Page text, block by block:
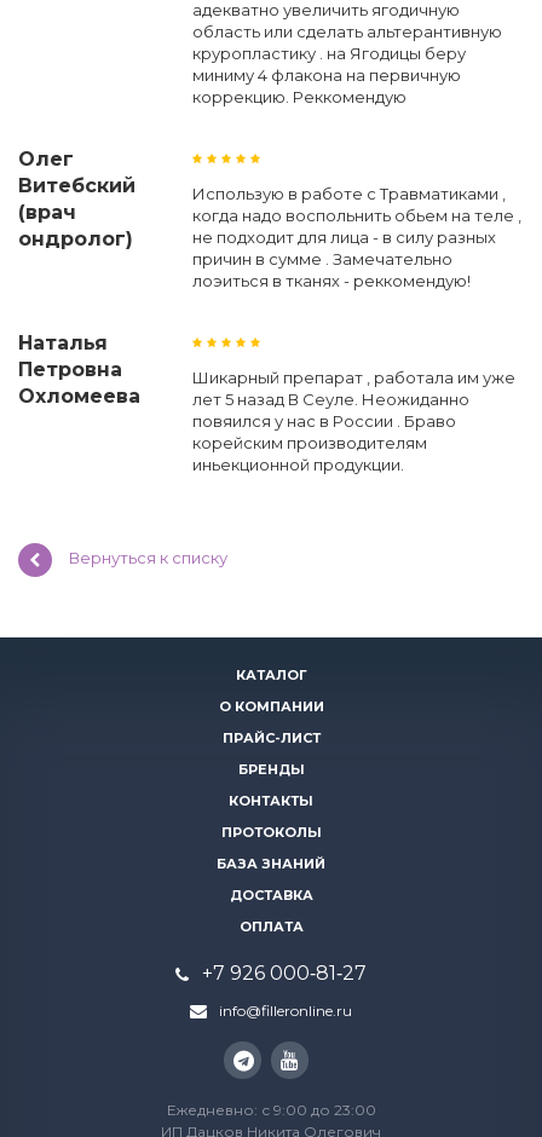
адекватно увеличить ягодичную
область или сделать альтерантивную
круропластику . на Ягодицы беру
миниму 4 флакона на первичную
коррекцию. Реккомендую
Олег
Витебский
(врач
ондролог)
Использую в работе с Травматиками ,
когда надо воспольнить обьем на теле ,
не подходит для лица - в силу разных
причин в сумме . Замечательно
лоэиться в тканях - реккомендую!
Наталья
Петровна
Охломеева
Шикарный препарат , работала им уже
лет 5 назад В Сеуле. Неожиданно
повяился у нас в России . Браво
корейским производителям
иньекционной продукции.
Вернуться к списку
КАТАЛОГ
О КОМПАНИИ
ПРАЙС-ЛИСТ
БРЕНДЫ
КОНТАКТЫ
ПРОТОКОЛЫ
БАЗА ЗНАНИЙ
ДОСТАВКА
ОПЛАТА
+7 926 000‑81‑27
info@filleronline.ru
Ежедневно: с 9:00 до 23:00
ИП Дацков Никита Олегович